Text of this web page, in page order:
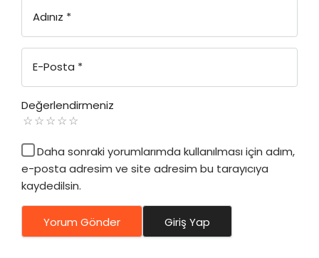
Adınız *
E-Posta *
Değerlendirmeniz
Daha sonraki yorumlarımda kullanılması için adım,
e-posta adresim ve site adresim bu tarayıcıya
kaydedilsin.
Yorum Gönder Giriş Yap